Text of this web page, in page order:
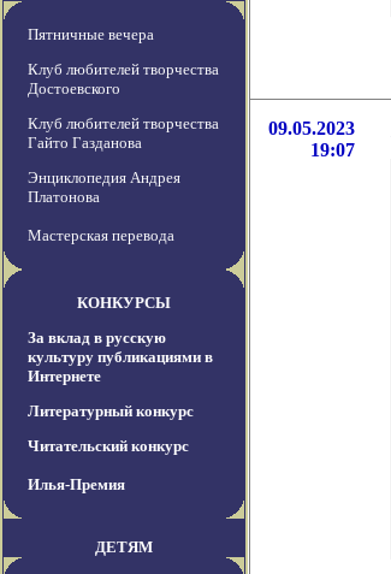
Пятничные вечера
Клуб любителей творчества
Достоевского
Клуб любителей творчества
Гайто Газданова
Энциклопедия Андрея
Платонова
Мастерская перевода
КОНКУРСЫ
За вклад в русскую
культуру публикациями в
Интернете
Литературный конкурс
Читательский конкурс
Илья-Премия
ДЕТЯМ
09.05.2023
19:07